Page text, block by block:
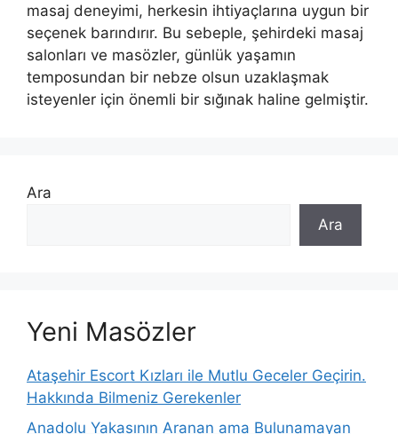
masaj deneyimi, herkesin ihtiyaçlarına uygun bir
seçenek barındırır. Bu sebeple, şehirdeki masaj
salonları ve masözler, günlük yaşamın
temposundan bir nebze olsun uzaklaşmak
isteyenler için önemli bir sığınak haline gelmiştir.
Ara
Ara
Yeni Masözler
Ataşehir Escort Kızları ile Mutlu Geceler Geçirin.
Hakkında Bilmeniz Gerekenler
Anadolu Yakasının Aranan ama Bulunamayan